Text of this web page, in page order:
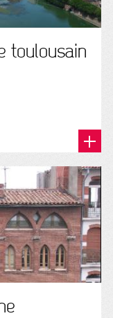
toulousain